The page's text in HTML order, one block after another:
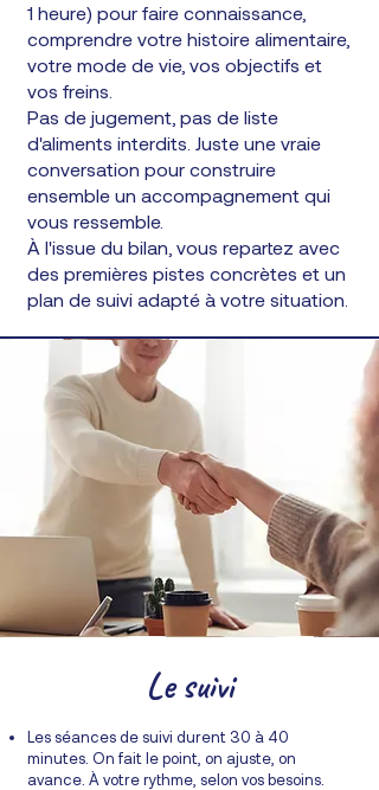
1 heure) pour faire connaissance,
comprendre votre histoire alimentaire,
votre mode de vie, vos objectifs et
vos freins.
Pas de jugement, pas de liste
d'aliments interdits. Juste une vraie
conversation pour construire
ensemble un accompagnement qui
vous ressemble.
À l'issue du bilan, vous repartez avec
des premières pistes concrètes et un
plan de suivi adapté à votre situation.
Le suivi
Les séances de suivi durent 30 à 40
minutes. On fait le point, on ajuste, on
avance. À votre rythme, selon vos besoins.